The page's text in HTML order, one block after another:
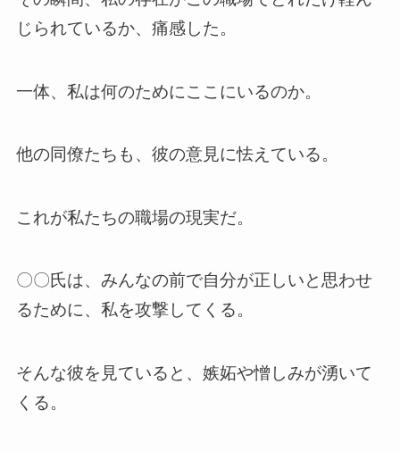
じられているか、痛感した。
一体、私は何のためにここにいるのか。
他の同僚たちも、彼の意見に怯えている。
これが私たちの職場の現実だ。
〇〇氏は、みんなの前で自分が正しいと思わせ
るために、私を攻撃してくる。
そんな彼を見ていると、嫉妬や憎しみが湧いて
くる。